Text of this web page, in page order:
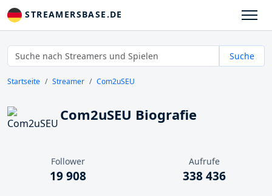
STREAMERSBASE.DE
Suche
Startseite Streamer Com2uSEU
Com2uSEU Biografie
Follower
19 908
Aufrufe
338 436